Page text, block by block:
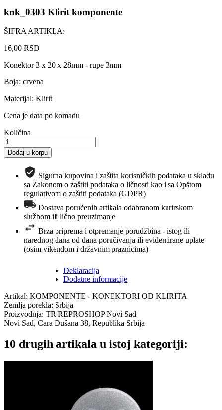
knk_0303 Klirit komponente
ŠIFRA ARTIKLA:
16,00 RSD
Konektor 3 x 20 x 28mm - rupe 3mm
Boja: crvena
Materijal: Klirit
Cena je data po komadu
Količina
Dodaj u korpu
Sigurna kupovina i zaštita korisničkih podataka u skladu
sa Zakonom o zaštiti podataka o ličnosti kao i sa Opštom
regulativom o zaštiti podataka (GDPR)
Dostava poručenih artikala odabranom kurirskom
službom ili lično preuzimanje
Brza priprema i otpremanje porudžbina - istog ili
narednog dana od dana poručivanja ili evidentirane uplate
(osim vikendom i državnim praznicima)
Deklaracija
Dodatne informacije
Artikal: KOMPONENTE - KONEKTORI OD KLIRITA
Zemlja porekla: Srbija
Proizvodnja: TR REPROSHOP Novi Sad
Novi Sad, Cara Dušana 38, Republika Srbija
10 drugih artikala u istoj kategoriji: